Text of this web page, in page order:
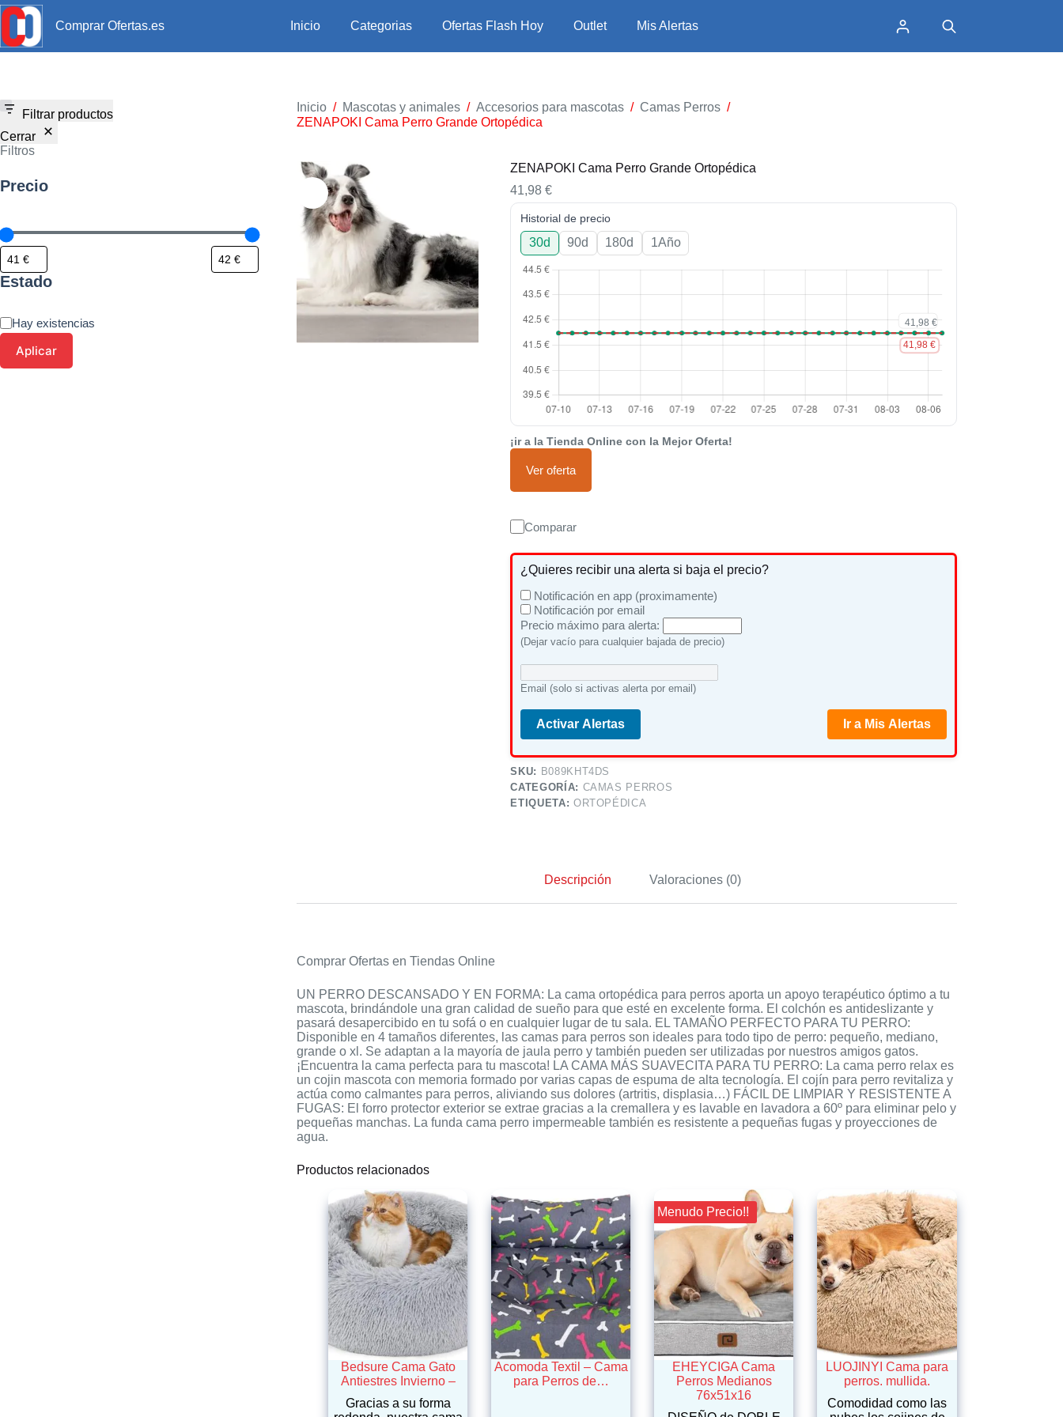
Comprar Ofertas.es Inicio Categorias Ofertas Flash Hoy Outlet Mis Alertas
Inicio / Mascotas y animales / Accesorios para mascotas / Camas Perros /
ZENAPOKI Cama Perro Grande Ortopédica
ZENAPOKI Cama Perro Grande Ortopédica
41,98€
Historial de precio
30d 90d 180d 1Año
¡ir a la Tienda Online con la Mejor Oferta!
Ver oferta
Comparar
¿Quieres recibir una alerta si baja el precio?
Notificación en app (proximamente)
Notificación por email
Precio máximo para alerta:
(Dejar vacío para cualquier bajada de precio)
Email (solo si activas alerta por email)
Activar Alertas Ir a Mis Alertas
SKU: B089KHT4DS
CATEGORÍA: CAMAS PERROS
ETIQUETA: ORTOPÉDICA
Descripción Valoraciones (0)
Comprar Ofertas en Tiendas Online
UN PERRO DESCANSADO Y EN FORMA: La cama ortopédica para perros aporta un apoyo terapéutico óptimo a tu
mascota, brindándole una gran calidad de sueño para que esté en excelente forma. El colchón es antideslizante y
pasará desapercibido en tu sofá o en cualquier lugar de tu sala. EL TAMAÑO PERFECTO PARA TU PERRO:
Disponible en 4 tamaños diferentes, las camas para perros son ideales para todo tipo de perro: pequeño, mediano,
grande o xl. Se adaptan a la mayoría de jaula perro y también pueden ser utilizadas por nuestros amigos gatos.
¡Encuentra la cama perfecta para tu mascota! LA CAMA MÁS SUAVECITA PARA TU PERRO: La cama perro relax es
un cojin mascota con memoria formado por varias capas de espuma de alta tecnología. El cojín para perro revitaliza y
actúa como calmantes para perros, aliviando sus dolores (artritis, displasia…) FÁCIL DE LIMPIAR Y RESISTENTE A
FUGAS: El forro protector exterior se extrae gracias a la cremallera y es lavable en lavadora a 60º para eliminar pelo y
pequeñas manchas. La funda cama perro impermeable también es resistente a pequeñas fugas y proyecciones de
agua.
Productos relacionados
Bedsure Cama Gato
Antiestres Invierno –
Gracias a su forma
Acomoda Textil – Cama
para Perros de…
¡¡ Menudo Precio!!
EHEYCIGA Cama
Perros Medianos
76x51x16
LUOJINYI Cama para
perros. mullida.
Comodidad como las
Filtrar productos
Cerrar
Filtros
Precio
Estado
Hay existencias
Aplicar